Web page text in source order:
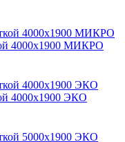
4000х1900 МИКРО
4000х1900 ЭКО